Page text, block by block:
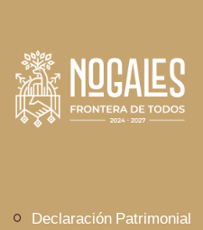
Declaración Patrimonial